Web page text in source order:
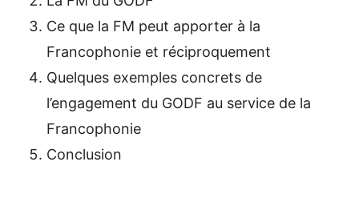
Ce que la FM peut apporter à la
Francophonie et réciproquement
Quelques exemples concrets de
l’engagement du GODF au service de la
Francophonie
Conclusion